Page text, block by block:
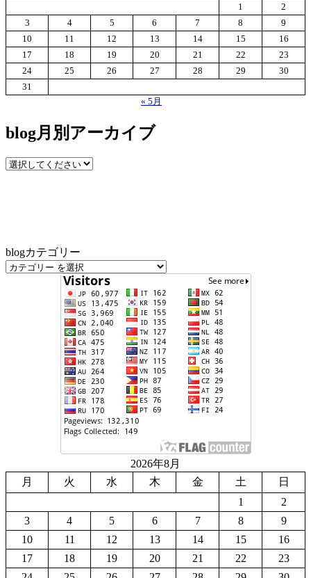
1
2
3
4 5 6 7 8
9
10
11 12 13 14 15
16
17
18 19 20 21 22
23
24
25 26 27 28 29
30
31
« 5月
blog月別アーカイブ
blogカテゴリー
2026年8月
月
火 水 木 金 土
日
1
2
3
4 5 6 7 8
9
10
11 12 13 14 15
16
17
18 19 20 21 22
23